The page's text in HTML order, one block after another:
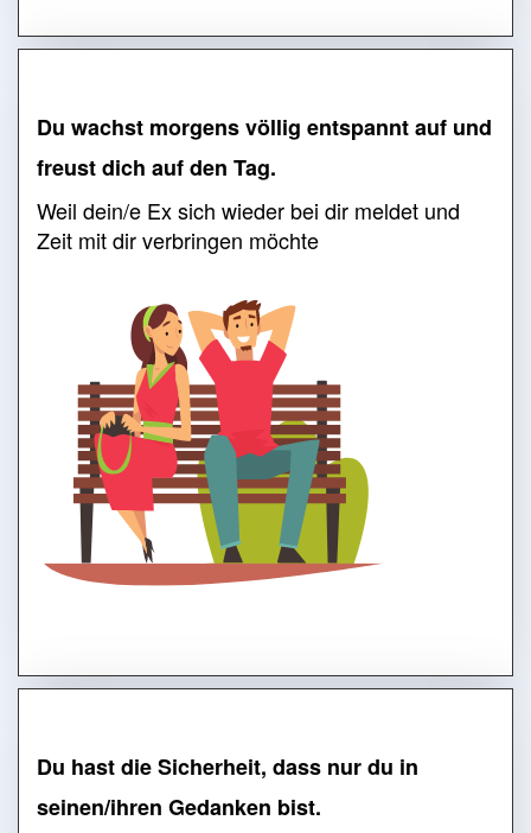
Du wachst morgens völlig entspannt auf und
freust dich auf den Tag.
Weil dein/e Ex sich wieder bei dir meldet und
Zeit mit dir verbringen möchte
Du hast die Sicherheit, dass nur du in
seinen/ihren Gedanken bist.